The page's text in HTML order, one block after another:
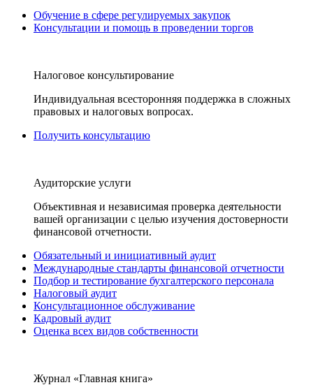
Обучение в сфере регулируемых закупок
Консультации и помощь в проведении торгов
Налоговое консультирование
Индивидуальная всесторонняя поддержка в сложных
правовых и налоговых вопросах.
Получить консультацию
Аудиторские услуги
Объективная и независимая проверка деятельности
вашей организации с целью изучения достоверности
финансовой отчетности.
Обязательный и инициативный аудит
Международные стандарты финансовой отчетности
Подбор и тестирование бухгалтерского персонала
Налоговый аудит
Консультационное обслуживание
Кадровый аудит
Оценка всех видов собственности
Журнал «Главная книга»